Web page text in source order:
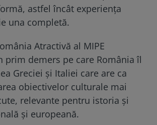
astfel încât experienţa
una completă.
Atractivă al MIPE
prim demers pe care România îl
Greciei şi Italiei care are ca
obiectivelor culturale mai
relevante pentru istoria şi
şi europeană.